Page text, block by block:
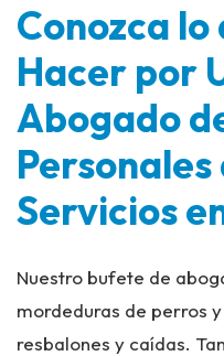
Conozca lo
Hacer por
Abogado
Servicios
Nuestro bufete de
mordeduras de perros
resbalones y caídas.